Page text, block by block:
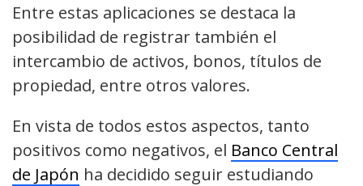
Entre estas aplicaciones se destaca la
posibilidad de registrar también el
intercambio de activos, bonos, títulos de
propiedad, entre otros valores.
En vista de todos estos aspectos, tanto
positivos como negativos, el Banco Central
de Japón ha decidido seguir estudiando